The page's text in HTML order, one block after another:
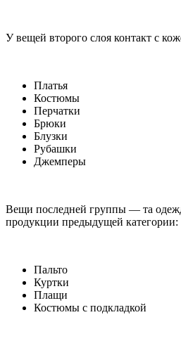
У вещей второго слоя контакт с
Платья
Костюмы
Перчатки
Брюки
Блузки
Рубашки
Джемперы
Вещи последней группы — та
продукции предыдущей категории:
Пальто
Куртки
Плащи
Костюмы с подкладкой